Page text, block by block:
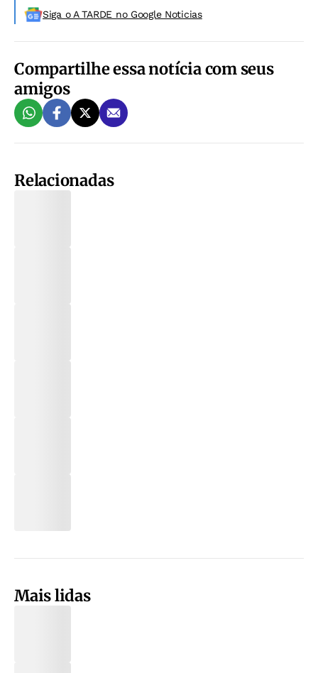
Siga o A TARDE no Google Noticias
Compartilhe essa notícia com seus
amigos
Relacionadas
Mais lidas